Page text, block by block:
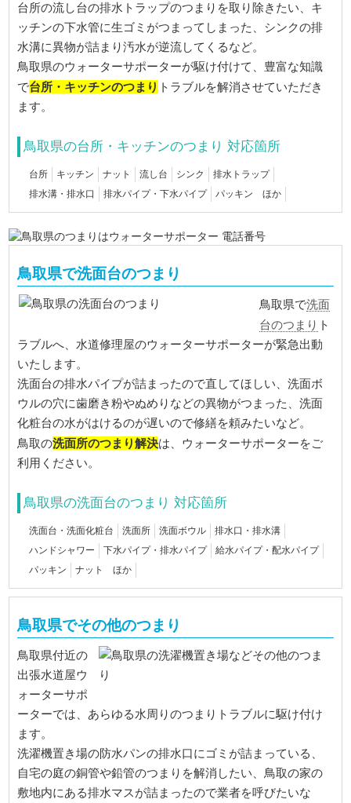
台所の流し台の排水トラップのつまりを取り除きたい、キ
ッチンの下水管に生ゴミがつまってしまった、シンクの排
水溝に異物が詰まり汚水が逆流してくるなど。
鳥取県のウォーターサポーターが駆け付けて、豊富な知識
で台所・キッチンのつまり トラブルを解消させていただき
ます。
鳥取県の台所・キッチンのつまり 対応箇所
台所 キッチン ナット 流し台 シンク
排水トラップ
排水溝・排水口
排水パイプ・下水パイプ パッキン ほか
鳥取県で洗面台のつまり
鳥取県で洗面
台のつまり ト
ラブルへ、水道修理屋のウォーターサポーターが緊急出動
いたします。
洗面台の排水パイプが詰まったので直してほしい、洗面ボ
ウルの穴に歯磨き粉やぬめりなどの異物がつまった、洗面
化粧台の水がはけるのが遅いので修繕を頼みたいなど。
鳥取の洗面所のつまり解決は、ウォーターサポーターをご
利用ください。
鳥取県の洗面台のつまり 対応箇所
洗面台・洗面化粧台 洗面所 洗面ボウル
排水口・排水溝
ハンドシャワー
下水パイプ・排水パイプ
給水パイプ・配水パイプ
パッキン
ナット ほか
鳥取県でその他のつまり
鳥取県付近の
出張水道屋ウ
ォーターサポ
ーターでは、あらゆる水周りのつまりトラブルに駆け付け
ます。
洗濯機置き場の防水パンの排水口にゴミが詰まっている、
自宅の庭の銅管や鉛管のつまりを解消したい、鳥取の家の
敷地内にある排水マスが詰まったので業者を呼びたいな